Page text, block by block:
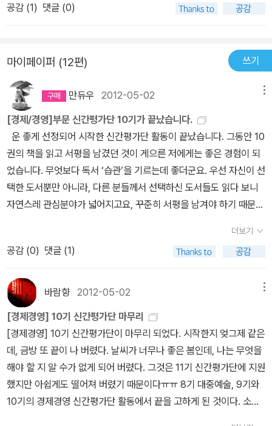
제의식을 던지고 답해줄 책이 필요하다. 이 책의 의도는 시장의 위력
과 시장의 원리를 정의의 관점에서 풀이하고 평가하는 것이다. 그러
이 소개된다. 시장에서 일어나는 현상을 정의의 관점에서 풀어쓴 경
이해하기 위한 길잡이다. 청년 실업, 대기업의 중소기업 업종 잠식, 부
유세 도입 여부, 보편적 사회복지와 선별적 사회복지의 선택, 경제민
주화 등. 이 문제들은 시장 원리가 우리의 일상을 지배하고 있음을 보
여주는 증거다. 시장의 힘이 우리의 삶을 장악하고 있는 현실에서는,
시장의 공정성과 사회의 정의는 함께 얘기되어야 한다. 이 견해에 동
의하지 않는 학자들도 많다. 그런 만큼 ‘보이지 않는 손’의 정의를 묻
고 답하는 신랄한 비판, 치열한 공방, 매서운 진단이 필요하다. 그리고
이 책에 한 가지 더 추가된 의도가 있다. 시장이 공정하다고 보느냐 아
니냐에 따라 보수 진영과 진보 진영이 갈리며, 보수와 진보의 갈등이
시작된다. 각종 사회적 현안들을 놓고 이 양쪽 진영은 사사건건 날카
이지만, 지식인 사회의 양극화(담론의 양극화)도 걱정스럽다. 그래서
시장의 공정성에 관하여 보수 진영과 진보 진영의 입장이 구체적으로
어떻게, 왜 다른지를 정리하고 이를 바탕으로 우리 사회가 당면한 현
안을 생각해보는 것도 큰 의미가 있다고 생각한다. 이 책은 바로 그런
소망을 담아낸 것이다. (9-11p, “이 책을 읽기 전에”) 왜, 더 자유로운
시장보다 더 정의로운 시장이 되어야 하는가? 경제성장은 부자와 빈
자를 모두 부유하게 하는가? 무한경쟁은 나와 이웃을 함께 행복하게
하는가? “시장에도 ‘정의’가 필요한 때가 왔다. 우리가 어떻게 이걸
공감 (1) 댓글 (0)
마이페이퍼 (12편) 쓰기
만듀우 2012-05-02
[경제/경영]부문 신간평가단 10기가 끝났습니다.
운 좋게 선정되어 시작한 신간평가단 활동이 끝났습니다. 그동안 10
권의 책을 읽고 서평을 남겼던 것이 게으른 저에게는 좋은 경험이 되
었습니다. 무엇보다 독서 ‘습관’을 기르는데 좋더군요. 우선 자신이 선
택한 도서뿐만 아니라, 다른 분들께서 선택하신 도서들도 읽다 보니
자연스레 관심분야가 넓어지고요, 꾸준히 서평을 남겨야 하기 때문에
평을 작성하면서 전체적으로 정리하게 됩니다. 이러한 것들을 계속하
다 보면 점차 습관이 되더군요. 신간평가단 11기는 이미 시작되었으
니, 관심 있으신 분들은 12기에 한 번쯤 참여해 보시는 것도 좋을 듯
싶습니다. 그동안 읽었던 책 중에서 다른 분들께 가장 추천해 드리
는 책은 존 캐서디의 <시장의 배반>입니다. 묵직한 책의 무게만큼
이나 많은 내용을 담고 있습니다. 깊이도 있고요. 애덤 스미스부터 시
작된 주류 경제학에서 주장하는 이론뿐만 아니라, 유토피아 경제학이
어떻게 주류 경제학으로 발전하게 되었는지, 그리고 그러한 유토피아
경제학의 한계점은 무엇인지 등 풍부한 지식이 묵직하게 담겨 있습니
다.사실 가장 좋았던 한 권의 책을 꼽기란 무척 어렵습니다. 그래서 존
캐서디의 <시장의 배반>과 다른 한 권 중에서 무척 오랫동안 고민했
더보기
공감 (0) 댓글 (1)
바람향2012-05-02
[경제경영] 10기 신간평가단 마무리
[경제경영] 10기 신간평가단이 마무리 되었다. 시작한지 엊그제 같은
데, 금방 또 끝이 나 버렸다. 날씨가 너무나 좋은 봄인데, 나는 무엇을
해야 할 지 알 수가 없게 되어 버렸다. 그것은 11기 신간평가단에 지원
했지만 아쉽게도 떨어져 버렸기 때문이다ㅠㅠ 8기 대중예술, 9기와
10기의 경제경영 신간평가단 활동에서 끝을 고하게 된 것이다. 소설